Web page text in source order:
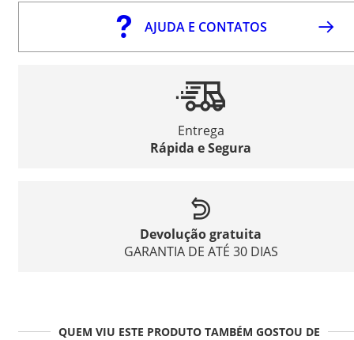
AJUDA E CONTATOS
Entrega
Rápida e Segura
Devolução gratuita
GARANTIA DE ATÉ 30 DIAS
QUEM VIU ESTE PRODUTO TAMBÉM GOSTOU DE